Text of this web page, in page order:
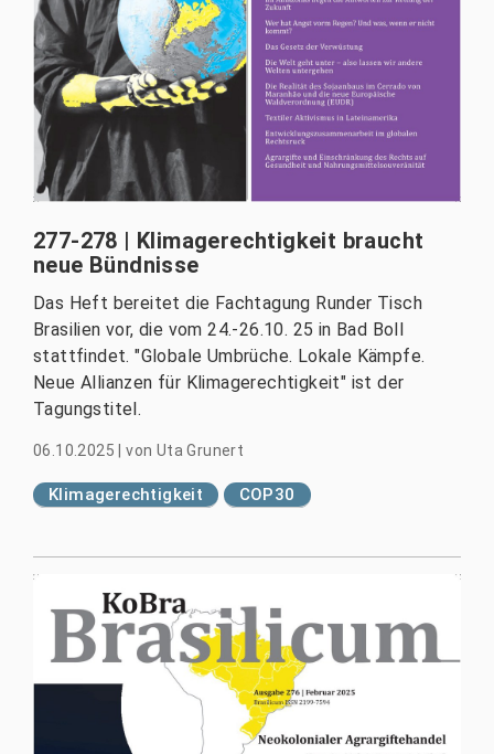
277-278 | Klimagerechtigkeit braucht
neue Bündnisse
Das Heft bereitet die Fachtagung Runder Tisch
Brasilien vor, die vom 24.-26.10. 25 in Bad Boll
stattfindet. "Globale Umbrüche. Lokale Kämpfe.
Neue Allianzen für Klimagerechtigkeit" ist der
Tagungstitel.
06.10.2025 |von Uta Grunert
Klimagerechtigkeit COP30